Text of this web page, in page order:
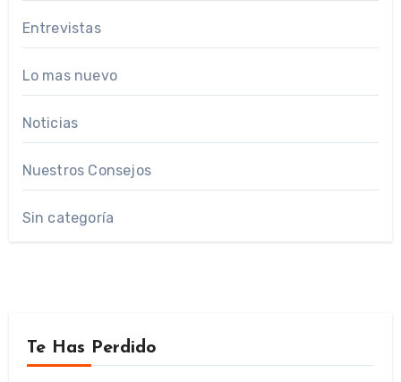
Entrevistas
Lo mas nuevo
Noticias
Nuestros Consejos
Sin categoría
Te Has Perdido